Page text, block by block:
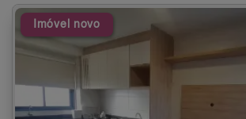
Imóvel novo